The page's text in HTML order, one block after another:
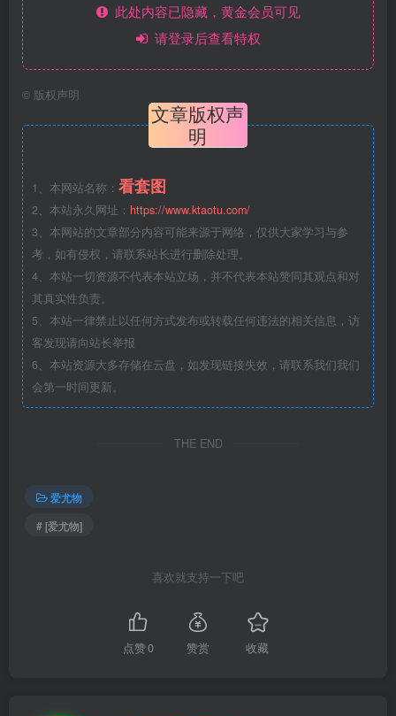
此处内容已隐藏，黄金会员可见
请登录后查看特权
© 版权声明
文章版权声
明
1、本网站名称： 看套图
2、本站永久网址： https://www.ktaotu.com/
3、本网站的文章部分内容可能来源于网络，仅供大家学习与参
考，如有侵权，请联系站长进行删除处理。
4、本站一切资源不代表本站立场，并不代表本站赞同其观点和对
其真实性负责。
5、本站一律禁止以任何方式发布或转载任何违法的相关信息，访
客发现请向站长举报
6、本站资源大多存储在云盘，如发现链接失效，请联系我们我们
会第一时间更新。
THE END
爱尤物
# [爱尤物]
喜欢就支持一下吧
点赞0 赞赏 收藏